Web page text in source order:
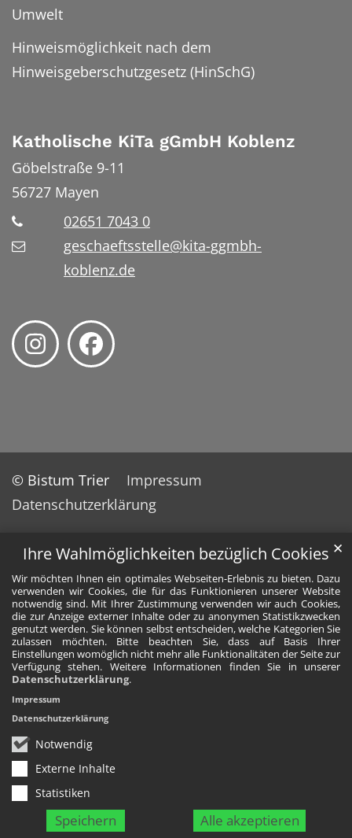
Ihre Wahlmöglichkeiten bezüglich Cookies
Wir möchten Ihnen ein optimales Webseiten-Erlebnis zu bieten. Dazu
verwenden wir Cookies, die für das Funktionieren unserer Website
notwendig sind. Mit Ihrer Zustimmung verwenden wir auch Cookies,
die zur Anzeige externer Inhalte oder zu anonymen Statistikzwecken
genutzt werden. Sie können selbst entscheiden, welche Kategorien Sie
zulassen möchten. Bitte beachten Sie, dass auf Basis Ihrer
Einstellungen womöglich nicht mehr alle Funktionalitäten der Seite zur
Verfügung stehen. Weitere Informationen finden Sie in unserer
Datenschutzerklärung.
Notwendig
Externe Inhalte
Statistiken
Speichern Alle akzeptieren
✕
Impressum
Datenschutzerklärung
Umwelt
Hinweismöglichkeit nach dem
Hinweisgeberschutzgesetz (HinSchG)
Katholische KiTa gGmbH Koblenz
Göbelstraße 9-11
56727 Mayen
02651 7043 0
geschaeftsstelle@kita-ggmbh-
koblenz.de
© Bistum Trier
Impressum
Datenschutzerklärung